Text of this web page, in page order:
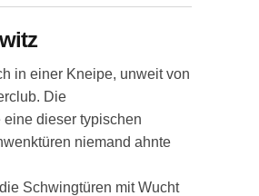
in einer Kneipe, unweit von
Die
eine dieser typischen
niemand ahnte
Schwingtüren mit Wucht